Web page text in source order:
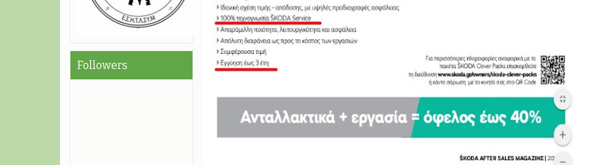
Followers